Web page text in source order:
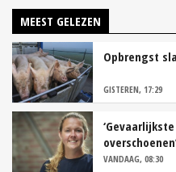
MEEST GELEZEN
Opbrengst
GISTEREN, 17:29
VANDAAG, 08:30